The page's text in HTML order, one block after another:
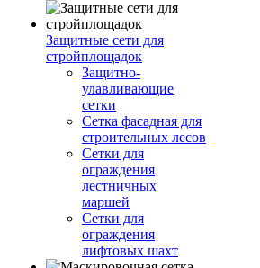
Защитные сети для
стройплощадок
Защитно-
улавливающие
сетки
Сетка фасадная для
строительных лесов
Сетки для
ограждения
лестничных
маршей
Сетки для
ограждения
лифтовых шахт